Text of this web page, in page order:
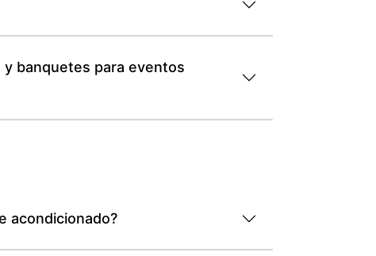
y banquetes para eventos
acondicionado?